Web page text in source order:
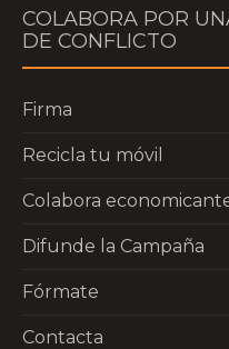
COLABORA POR
DE CONFLICTO
Firma
Recicla tu móvil
Colabora
Difunde la Campaña
Fórmate
Contacta